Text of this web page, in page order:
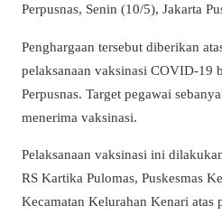
Perpusnas, Senin (10/5), Jakarta
Penghargaan tersebut diberikan
pelaksanaan vaksinasi COVID-19
Perpusnas. Target pegawai
menerima vaksinasi.
Pelaksanaan vaksinasi ini
RS Kartika Pulomas, Puskesmas
Kecamatan Kelurahan Kenari atas